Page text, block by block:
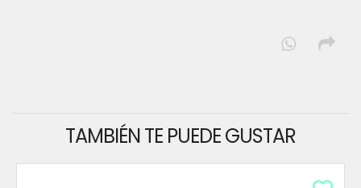
TAMBIÉN TE PUEDE GUSTAR